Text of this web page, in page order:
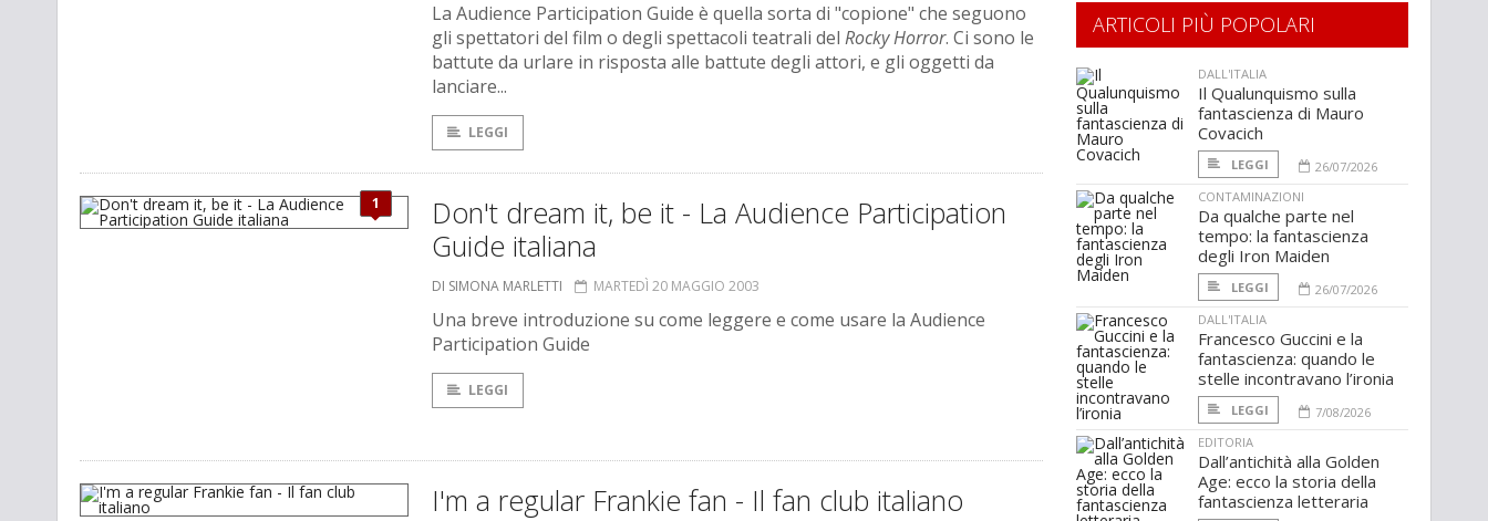
La Audience Participation Guide è quella sorta di "copione" che seguono
gli spettatori del film o degli spettacoli teatrali del Rocky Horror. Ci sono le
battute da urlare in risposta alle battute degli attori, e gli oggetti da
lanciare...
LEGGI
1
Don't dream it, be it - La Audience Participation
Guide italiana
DI SIMONA MARLETTI MARTEDÌ 20 MAGGIO 2003
Una breve introduzione su come leggere e come usare la Audience
Participation Guide
LEGGI
I'm a regular Frankie fan - Il fan club italiano
ARTICOLI PIÙ POPOLARI
DALL'ITALIA
Il Qualunquismo sulla
fantascienza di Mauro
Covacich
LEGGI
26/07/2026
CONTAMINAZIONI
Da qualche parte nel
tempo: la fantascienza
degli Iron Maiden
LEGGI
26/07/2026
DALL'ITALIA
Francesco Guccini e la
fantascienza: quando le
stelle incontravano l’ironia
LEGGI
7/08/2026
EDITORIA
Dall’antichità alla Golden
Age: ecco la storia della
fantascienza letteraria